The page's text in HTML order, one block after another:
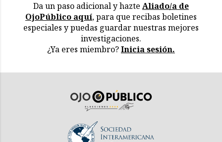
Da un paso adicional y hazte Aliado/a de
OjoPúblico aquí, para que recibas boletines
especiales y puedas guardar nuestras mejores
investigaciones.
¿Ya eres miembro?Inicia sesión.